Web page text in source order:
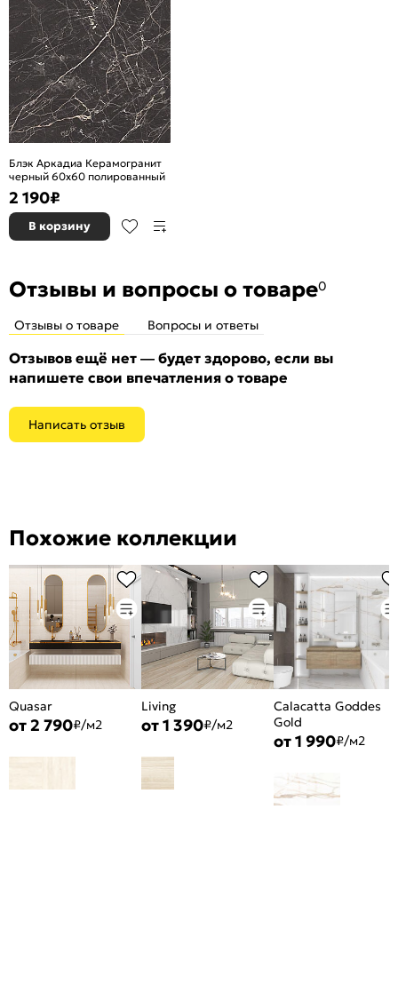
Блэк Аркадиа Керамогранит
черный 60х60 полированный
2 190₽
В корзину
Отзывы и вопросы о товаре0
Отзывы о товаре Вопросы и ответы
Отзывов ещё нет — будет здорово, если вы
напишете свои впечатления о товаре
Написать отзыв
Похожие коллекции
Quasar
от 2 790₽/м2
Living
от 1 390₽/м2
Calacatta Goddes
Gold
от 1 990₽/м2